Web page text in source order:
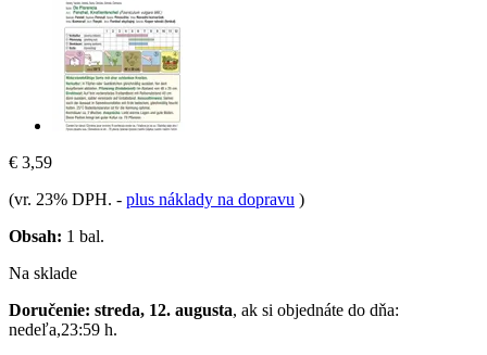
€ 3,59
(vr. 23% DPH. - plus náklady na dopravu )
Obsah: 1 bal.
Na sklade
Doručenie: streda, 12. augusta, ak si objednáte do dňa:
nedeľa,23:59 h.